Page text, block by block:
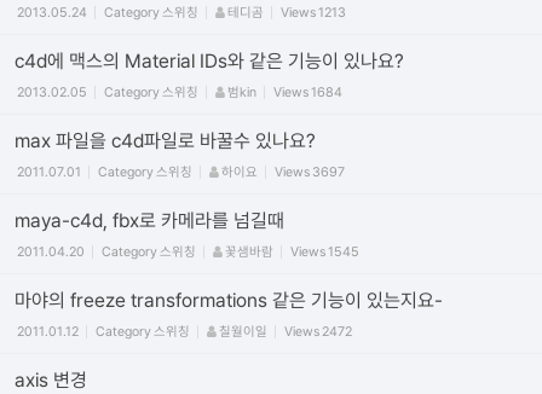
2013.05.24 Category스위칭 테디곰 Views1213
c4d에 맥스의 Material IDs와 같은 기능이 있나요?
2013.02.05 Category스위칭 범kin Views1684
max 파일을 c4d파일로 바꿀수 있나요?
2011.07.01 Category스위칭 하이요 Views 3697
maya-c4d, fbx로 카메라를 넘길때
2011.04.20 Category스위칭 꽃샘바람 Views1545
마야의 freeze transformations 같은 기능이 있는지요-
2011.01.12 Category스위칭 칠월이일 Views 2472
axis 변경